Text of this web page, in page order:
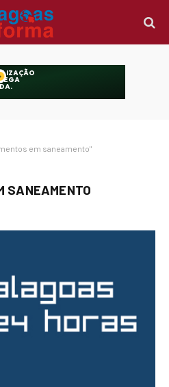
em saneamento"
SANEAMENTO